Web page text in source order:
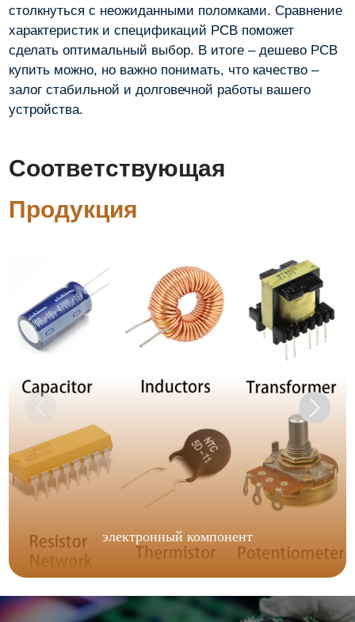
столкнуться с неожиданными поломками. Сравнение
характеристик и спецификаций PCB поможет
сделать оптимальный выбор. В итоге – дешево PCB
купить можно, но важно понимать, что качество –
залог стабильной и долговечной работы вашего
устройства.
Соответствующая
Продукция
электронный компонент